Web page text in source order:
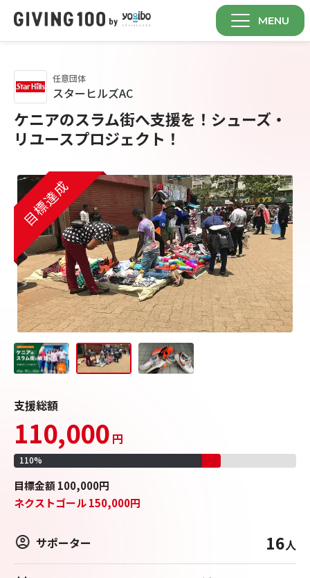
MENU
スターヒルズAC
任意団体
ケニアのスラム街へ支援を！シューズ・
リユースプロジェクト！
目標達成
目標達成
目標達成
支援総額
110,000 円
110%
目標金額 100,000円
ネクストゴール150,000円
サポーター 16人